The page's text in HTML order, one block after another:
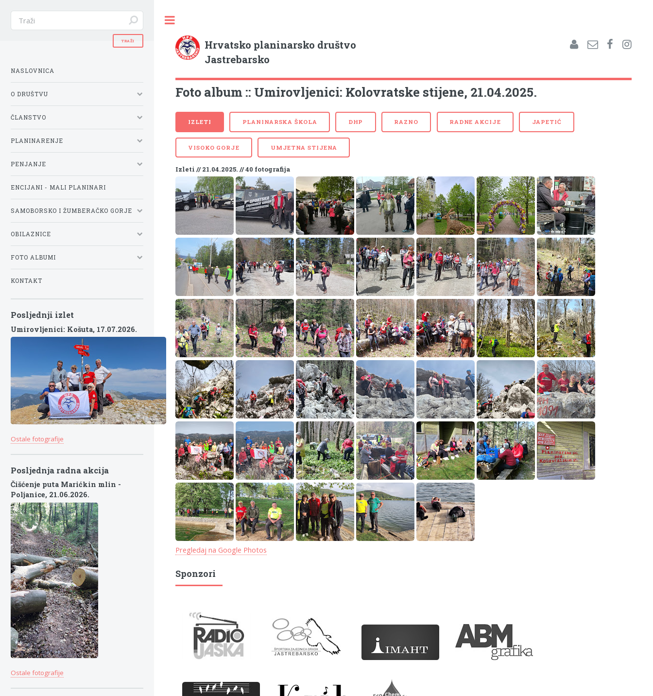
Hrvatsko planinarsko društvo
Jastrebarsko
Foto album :: Umirovljenici: Kolovratske stijene, 21.04.2025.
IZLETI PLANINARSKA ŠKOLA DHP RAZNO RADNE AKCIJE JAPETIĆ
VISOKO GORJE UMJETNA STIJENA
Izleti // 21.04.2025. // 40 fotografija
Pregledaj na Google Photos
Sponzori
NASLOVNICA
O DRUŠTVU
ČLANSTVO
PLANINARENJE
PENJANJE
ENCIJANI - MALI PLANINARI
SAMOBORSKO I ŽUMBERAČKO GORJE
OBILAZNICE
FOTO ALBUMI
KONTAKT
Posljednji izlet
Umirovljenici: Košuta, 17.07.2026.
Ostale fotografije
Posljednja radna akcija
Čišćenje puta Marićkin mlin -
Poljanice, 21.06.2026.
Ostale fotografije